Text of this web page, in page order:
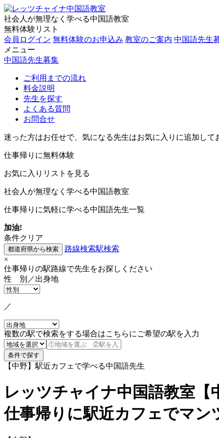
社会人が無理なく学べる中国語教室
無料体験リスト
会員ログイン 無料体験のお申込み 教室のご案内 中国語先生
メニュー
中国語先生募集
ご利用までの流れ
料金説明
先生を探す
よくある質問
お問合せ
迷った方はお任せで、気になる先生はお気に入りに追加して
仕事帰りに無料体験
お気に入りリストを見る
社会人が無理なく学べる中国語教室
仕事帰りに気軽に学べる中国語先生一覧
加油!
条件クリア
路線検索駅検索
×
仕事帰りの駅路線で先生をお探しください
性 別／出身地
／
複数の駅で検索をする場合はこちらにご希望の駅を入力
【中野】駅近カフェで学べる中国語先生
レッツチャイナ中国語教室【
仕事帰りに駅近カフェでマン